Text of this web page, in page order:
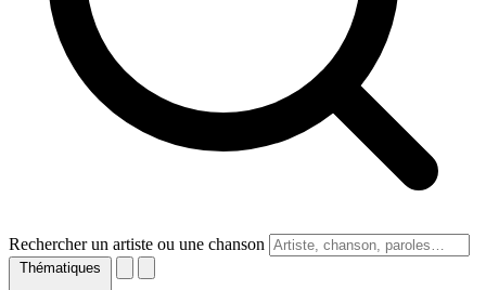
Rechercher un artiste ou une chanson
Thématiques